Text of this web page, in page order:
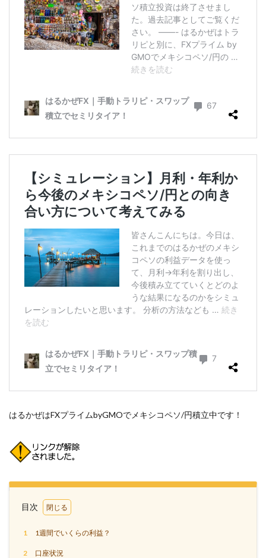
はるかぜはFXプライムbyGMOでメキシコペソ/円積立中です！
目次
1 1週間でいくらの利益？
2 口座状況